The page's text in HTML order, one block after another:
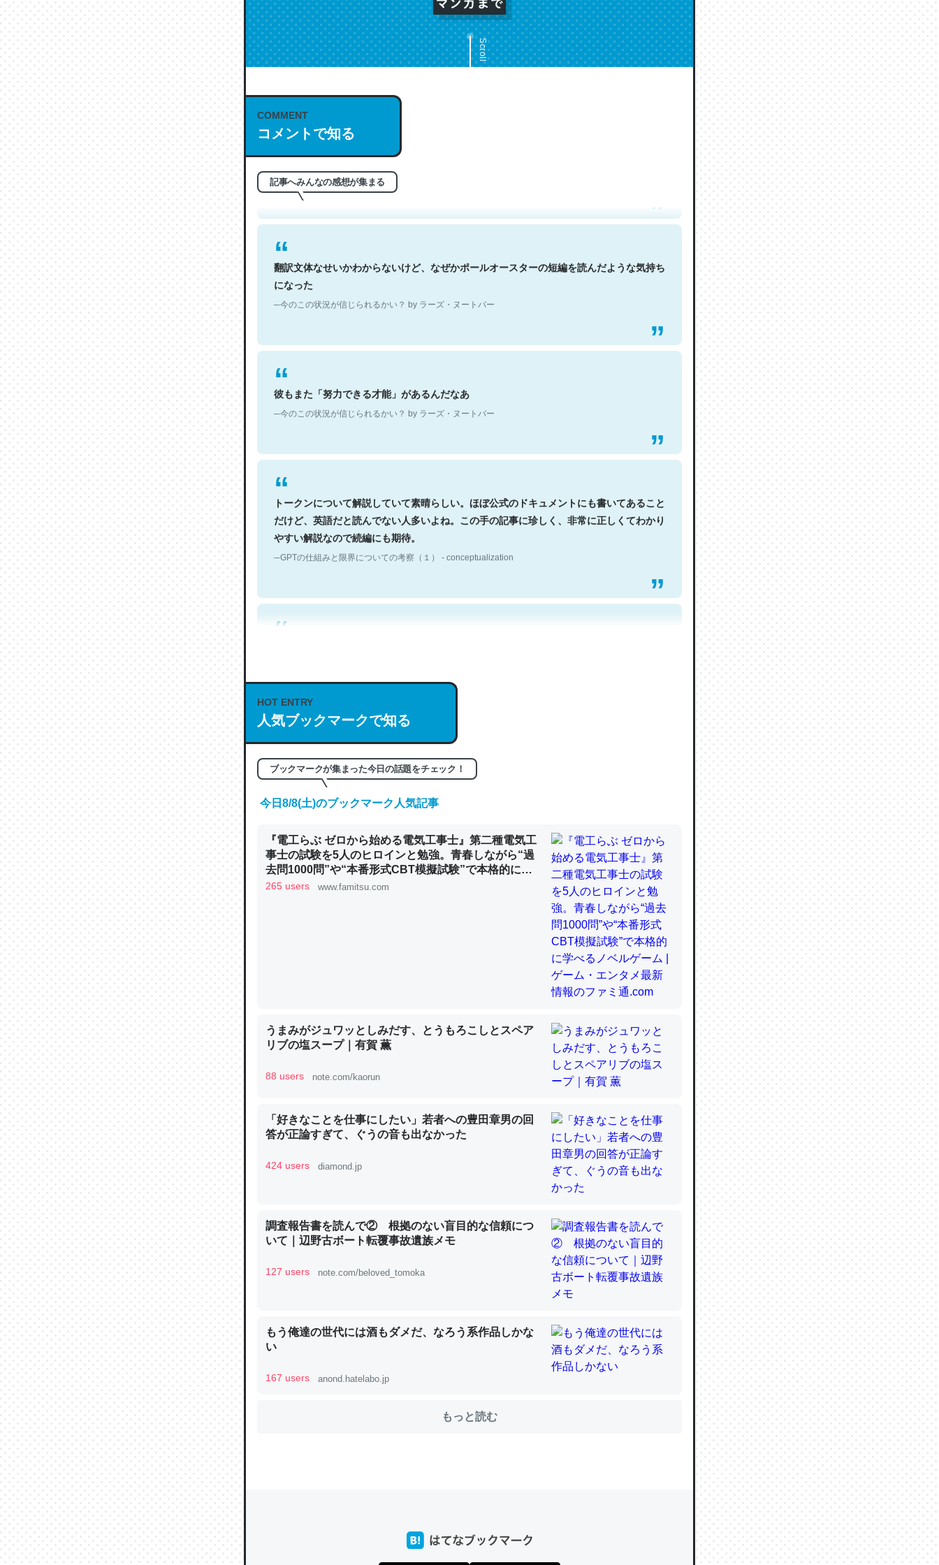
Scroll
COMMENT
コメントで知る
記事へみんなの感想が集まる
これは名文。彼はとてもクレバーなんだろうなと凄く思う。英語少しでも読める人は原文
もお勧め。自分はこの流れ好き。Let’s Fucking Go. Then Covid hit. Shit.
翻訳文体なせいかわからないけど、なぜかポールオースターの短編を読んだような気持ち
になった
─今のこの状況が信じられるかい？ by ラーズ・ヌートバー
彼もまた「努力できる才能」があるんだなあ
─今のこの状況が信じられるかい？ by ラーズ・ヌートバー
トークンについて解説していて素晴らしい。ほぼ公式のドキュメントにも書いてあること
だけど、英語だと読んでない人多いよね。この手の記事に珍しく、非常に正しくてわかり
やすい解説なので続編にも期待。
─GPTの仕組みと限界についての考察（１） - conceptualization
これは良記事。32768トークンだと英語小説100ページ分くらい。小説でいう「ずっと前
の伏線」は回収されないけど、短期記憶というには多い分量。進化すればするほど分かり
昆虫ってカルシウム少ないのか。知らんかった。調べたらコオロギのカルシウム分はエビ
─ニュース :: 【研究発表】昆虫学の大問題＝「昆虫はなぜ海にいないのか」に関する新仮説
論文では「淡水はカルシウムも酸素も不足してて両方に不利だから両方が拮抗してるので
は」とあって面白い。海にいる鋏角類（カブトガニ・ウミグモ）はカルシウムを使わずキ
─ニュース :: 【研究発表】昆虫学の大問題＝「昆虫はなぜ海にいないのか」に関する新仮説
これを元に考えるとカルシウムを大量に使う脊椎動物と貝類は苦労してるんだな…。腹足
ウチもEchoを実家に置いて４年。でたまに覗いてる。ぼちぼちRingも置こうかと画策
れ見て生きてるなって分かる。
─たまにLINEするくらいだった遠方の父67歳と僕。ITツール導入でコミュニケーションが劇的に変化し
HOT ENTRY
人気ブックマークで知る
ブックマークが集まった今日の話題をチェック！
今日8/8(土)のブックマーク人気記事
『電工らぶ ゼロから始める電気工事士』第二種電気工
事士の試験を5人のヒロインと勉強。青春しながら“過
去問1000問”や“本番形式CBT模擬試験”で本格的に学
べるノベルゲーム | ゲーム・エンタメ最新情報のファミ
265 users www.famitsu.com
うまみがジュワッとしみだす、とうもろこしとスペア
リブの塩スープ｜有賀 薫
88 users note.com/kaorun
「好きなことを仕事にしたい」若者への豊田章男の回
答が正論すぎて、ぐうの音も出なかった
424 users diamond.jp
調査報告書を読んで② 根拠のない盲目的な信頼につ
いて｜辺野古ボート転覆事故遺族メモ
127 users note.com/beloved_tomoka
もう俺達の世代には酒もダメだ、なろう系作品しかな
い
167 users anond.hatelabo.jp
もっと読む